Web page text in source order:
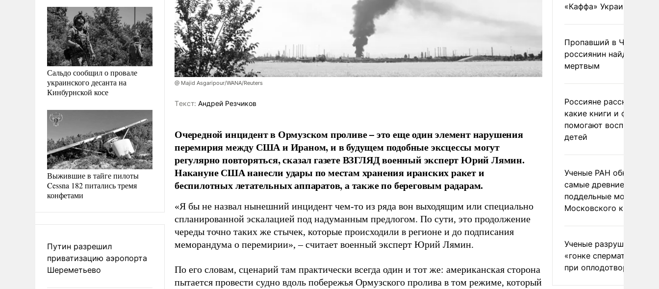
Сальдо сообщил о провале
украинского десанта на
Кинбурнской косе
Выжившие в тайге пилоты
Cessna 182 питались тремя
конфетами
Путин разрешил
приватизацию аэропорта
Шереметьево
@ Majid Asgaripour/WANA/Reuters
Tекст: Андрей Резчиков
Очередной инцидент в Ормузском проливе – это еще один элемент нарушения
перемирия между США и Ираном, и в будущем подобные эксцессы могут
регулярно повторяться, сказал газете ВЗГЛЯД военный эксперт Юрий Лямин.
Накануне США нанесли удары по местам хранения иранских ракет и
беспилотных летательных аппаратов, а также по береговым радарам.
«Я бы не назвал нынешний инцидент чем-то из ряда вон выходящим или специально
спланированной эскалацией под надуманным предлогом. По сути, это продолжение
череды точно таких же стычек, которые происходили в регионе и до подписания
меморандума о перемирии», – считает военный эксперт Юрий Лямин.
По его словам, сценарий там практически всегда один и тот же: американская сторона
пытается провести судно вдоль побережья Ормузского пролива в том режиме, который
«Каффа» Украине
Пропавший в
россиянин найден
мертвым
Россияне рассказали,
какие книги и фильмы
помогают воспитывать
детей
Ученые РАН
самые древние
поддельные монеты
Московского
Ученые разрушили миф
«гонке
при оплодотворении